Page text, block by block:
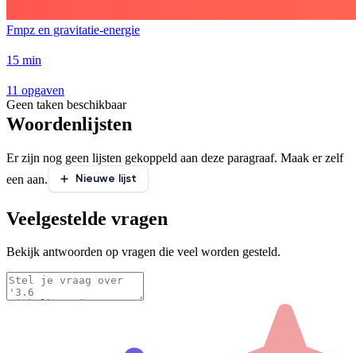
Fmpz en gravitatie-energie
15 min
11 opgaven
Geen taken beschikbaar
Woordenlijsten
Er zijn nog geen lijsten gekoppeld aan deze paragraaf. Maak er zelf
een aan.
Nieuwe lijst
Veelgestelde vragen
Bekijk antwoorden op vragen die veel worden gesteld.